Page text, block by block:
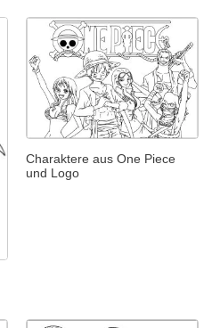
Charaktere aus One Piece
und Logo